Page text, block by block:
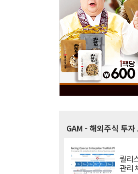
GAM - 해외주식 투자
퀄리
관리